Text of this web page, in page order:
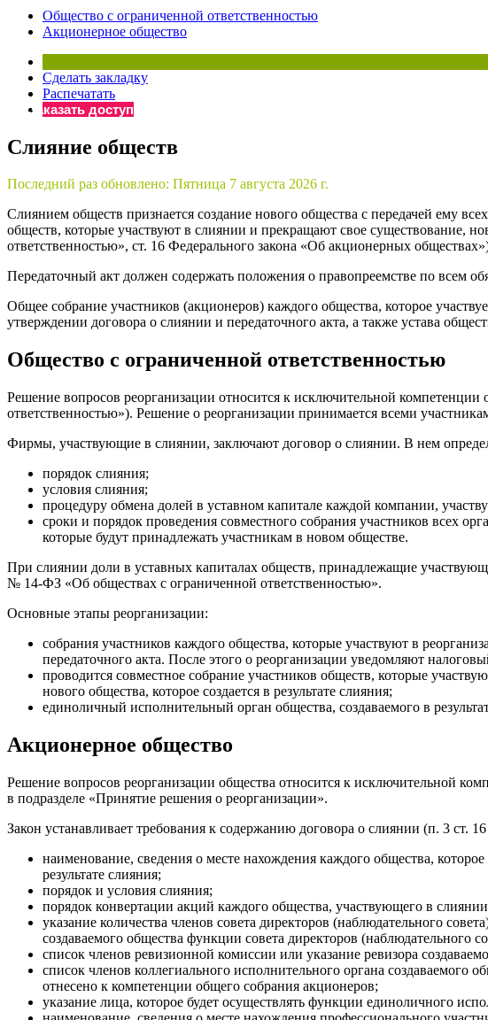
Общество с ограниченной ответственностью
Акционерное общество
Сделать закладку
Распечатать
Заказать доступ
Слияние обществ
Последний раз обновлено: Пятница 7 августа 2026 г.
Слиянием обществ признается создание нового общества с передачей ему
обществ, которые участвуют в слиянии и прекращают свое существование,
ответственностью», ст. 16 Федерального закона «Об акционерных
Передаточный акт должен содержать положения о правопреемстве по всем
Общее собрание участников (акционеров) каждого общества, которое
утверждении договора о слиянии и передаточного акта, а также устава
Общество с ограниченной ответственностью
Решение вопросов реорганизации относится к исключительной
ответственностью»). Решение о реорганизации принимается всеми
Фирмы, участвующие в слиянии, заключают договор о слиянии. В нем
порядок слияния;
условия слияния;
процедуру обмена долей в уставном капитале каждой компании,
сроки и порядок проведения совместного собрания участников всех
которые будут принадлежать участникам в новом обществе.
При слиянии доли в уставных капиталах обществ, принадлежащие
№ 14-ФЗ «Об обществах с ограниченной ответственностью».
Основные этапы реорганизации:
собрания участников каждого общества, которые участвуют в
передаточного акта. После этого о реорганизации уведомляют
проводится совместное собрание участников обществ, которые
нового общества, которое создается в результате слияния;
единоличный исполнительный орган общества, создаваемого в
Акционерное общество
Решение вопросов реорганизации общества относится к исключительной
в подразделе «Принятие решения о реорганизации».
Закон устанавливает требования к содержанию договора о слиянии (п. 3
наименование, сведения о месте нахождения каждого общества,
результате слияния;
порядок и условия слияния;
порядок конвертации акций каждого общества, участвующего в
указание количества членов совета директоров (наблюдательного
создаваемого общества функции совета директоров (наблюдательного
список членов ревизионной комиссии или указание ревизора
список членов коллегиального исполнительного органа создаваемого
отнесено к компетенции общего собрания акционеров;
указание лица, которое будет осуществлять функции единоличного